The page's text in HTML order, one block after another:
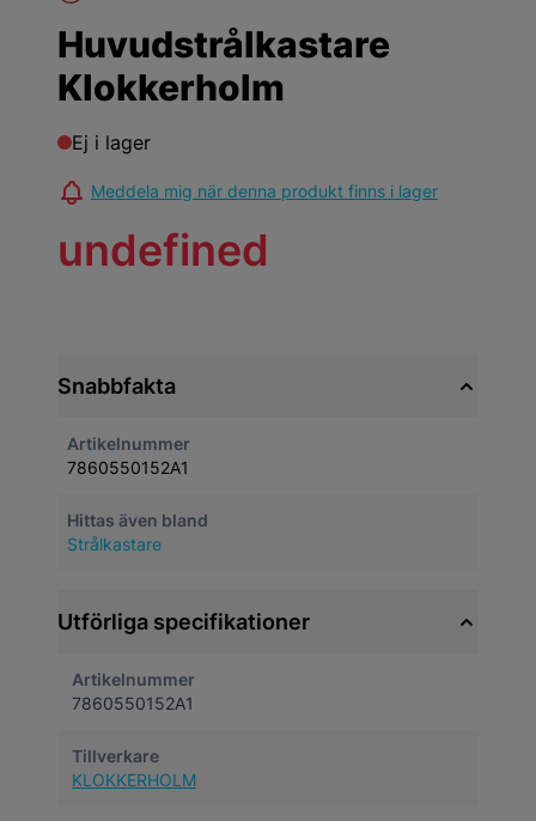
Huvudstrålkastare
Klokkerholm
Ej i lager
Meddela mig när denna produkt finns i lager
undefined
Snabbfakta
Artikelnummer
7860550152A1
Hittas även bland
Strålkastare
Utförliga specifikationer
Artikelnummer
7860550152A1
Tillverkare
KLOKKERHOLM